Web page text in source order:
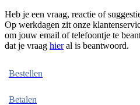
Heb je een vraag, reactie of
Op werkdagen zit onze
om jouw email of telefoontje te
dat je vraag hieral is beantwoord.
Bestellen
Betalen